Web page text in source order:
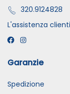
320.9124828
L'assistenza
Garanzie
Spedizione